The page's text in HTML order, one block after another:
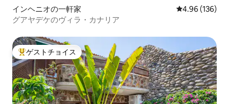
インヘニオの一軒家 レビュー136
4.96 (136)
グアヤデケのヴィラ・カナリア
大好評のゲストチョイスです。
ゲストチョイス